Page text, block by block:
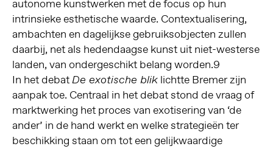
autonome kunstwerken met de focus op hun
intrinsieke esthetische waarde. Contextualisering,
ambachten en dagelijkse gebruiksobjecten zullen
daarbij, net als hedendaagse kunst uit niet-westerse
landen, van ondergeschikt belang worden.9
In het debatDe exotische bliklichtte Bremer zijn
aanpak toe. Centraal in het debat stond de vraag of
marktwerking het proces van exotisering van ‘de
ander’ in de hand werkt en welke strategieën ter
beschikking staan om tot een gelijkwaardige